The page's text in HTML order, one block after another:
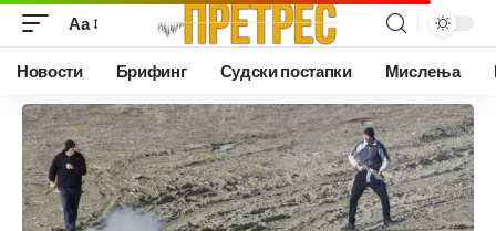
Аа
Новости Брифинг Судски постапки Мислења